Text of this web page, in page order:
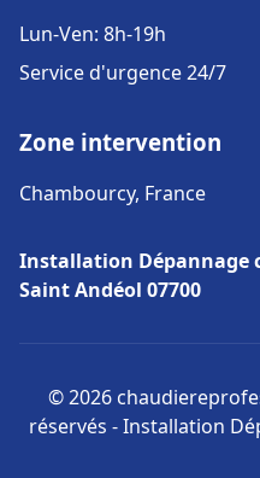
Lun-Ven: 8h-19h
Service d'urgence 24/7
Zone intervention
Chambourcy, France
Installation Dépannage
Saint Andéol 07700
© 2026
réservés - Installation